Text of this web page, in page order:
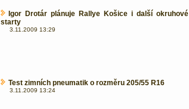
Igor Drotár plánuje Rallye Košice i další okruhové
starty
3.11.2009 13:29
Test zimních pneumatik o rozměru 205/55 R16
3.11.2009 13:24